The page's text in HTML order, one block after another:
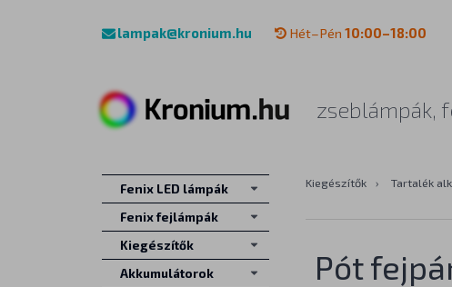
lampak@kronium.hu Hét–Pén 10:00–18:00
zseblámpák,
Kiegészítők › Tartalék
Pót
Fenix LED lámpák
Fenix fejlámpák
Kiegészítők
Akkumulátorok